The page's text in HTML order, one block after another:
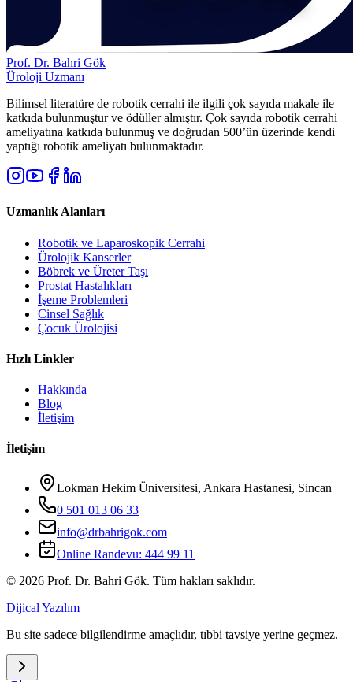
Prof. Dr. Bahri Gök
Üroloji Uzmanı
Bilimsel literatüre de robotik cerrahi ile ilgili çok sayıda makale ile
katkıda bulunmuştur ve ödüller almıştır. Çok sayıda robotik cerrahi
ameliyatına katkıda bulunmuş ve doğrudan 500’ün üzerinde kendi
yaptığı robotik ameliyatı bulunmaktadır.
Uzmanlık Alanları
Robotik ve Laparoskopik Cerrahi
Ürolojik Kanserler
Böbrek ve Üreter Taşı
Prostat Hastalıkları
İşeme Problemleri
Cinsel Sağlık
Çocuk Ürolojisi
Hızlı Linkler
Hakkında
Blog
İletişim
İletişim
Lokman Hekim Üniversitesi, Ankara Hastanesi, Sincan
0 501 013 06 33
info@drbahrigok.com
Online Randevu: 444 99 11
© 2026 Prof. Dr. Bahri Gök. Tüm hakları saklıdır.
Dijical Yazılım
Bu site sadece bilgilendirme amaçlıdır, tıbbi tavsiye yerine geçmez.